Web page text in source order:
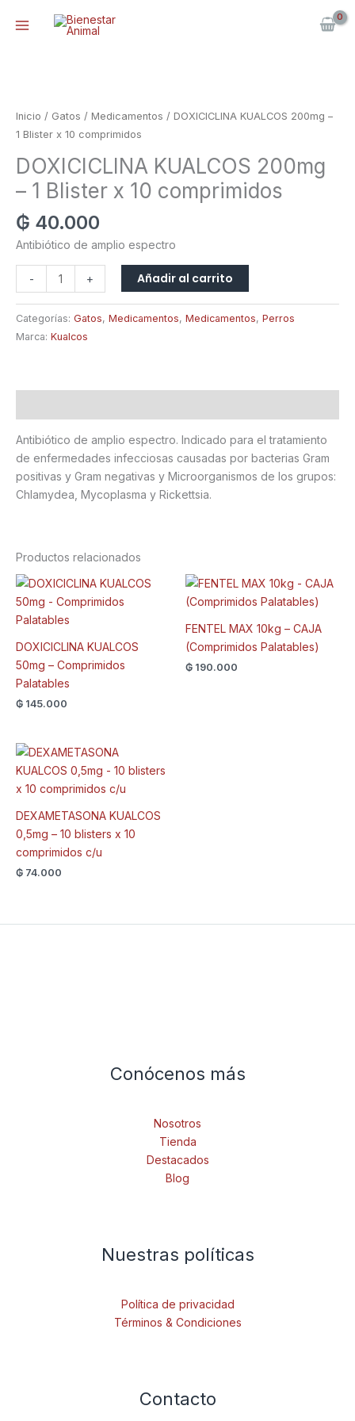
Inicio / Gatos / Medicamentos / DOXICICLINA KUALCOS 200mg –
1 Blister x 10 comprimidos
DOXICICLINA KUALCOS 200mg
– 1 Blister x 10 comprimidos
₲ 40.000
Antibiótico de amplio espectro
-
200mg
-
Blister
comprimidos
cantidad
+ Añadir al carrito
Categorías: Gatos, Medicamentos, Medicamentos, Perros
Marca: Kualcos
Antibiótico de amplio espectro. Indicado para el tratamiento
de enfermedades infecciosas causadas por bacterias Gram
positivas y Gram negativas y Microorganismos de los grupos:
Chlamydea, Mycoplasma y Rickettsia.
Productos relacionados
DOXICICLINA KUALCOS
50mg – Comprimidos
Palatables
₲ 145.000
FENTEL MAX 10kg – CAJA
(Comprimidos Palatables)
₲ 190.000
DEXAMETASONA KUALCOS
0,5mg – 10 blisters x 10
comprimidos c/u
₲ 74.000
Conócenos más
Nosotros
Tienda
Destacados
Blog
Nuestras políticas
Política de privacidad
Términos & Condiciones
Contacto